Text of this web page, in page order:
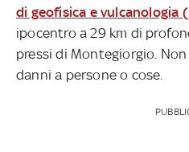
di geofisica e vulcanologia
ipocentro a 29 km di
pressi di Montegiorgio.
danni a persone o cose.